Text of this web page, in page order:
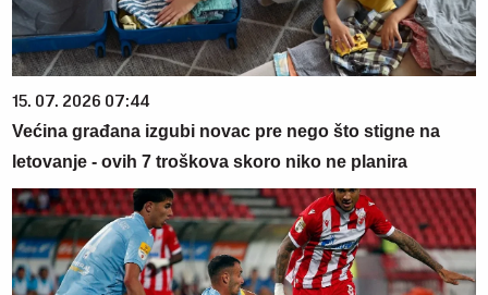
15. 07. 2026 07:44
Većina građana izgubi novac pre nego što stigne na
letovanje - ovih 7 troškova skoro niko ne planira